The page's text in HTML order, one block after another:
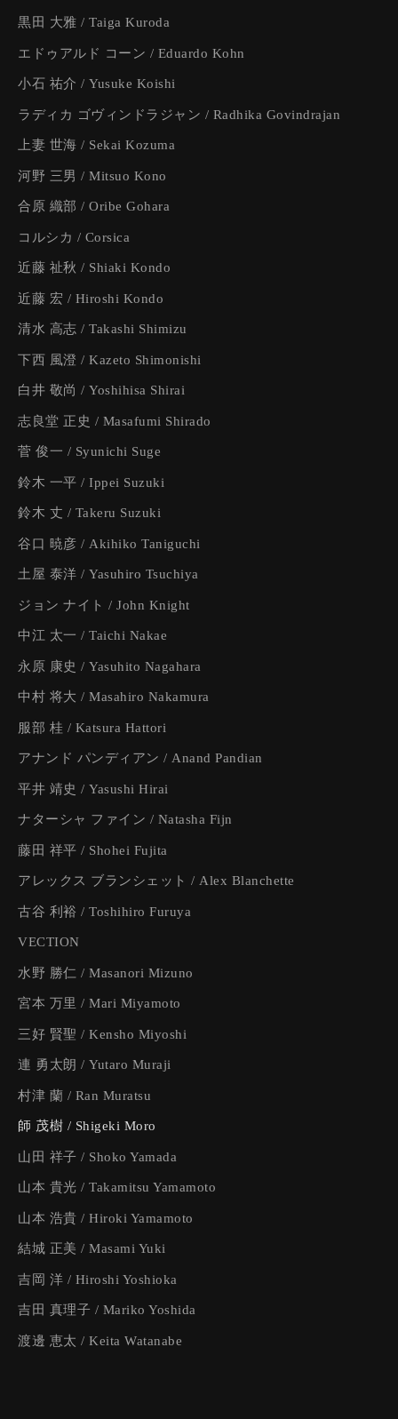
Home
黒田 大雅 / Taiga Kuroda
エドゥアルド コーン / Eduardo Kohn
小石 祐介 / Yusuke Koishi
ラディカ ゴヴィンドラジャン / Radhika Govindrajan
上妻 世海 / Sekai Kozuma
河野 三男 / Mitsuo Kono
合原 織部 / Oribe Gohara
コルシカ / Corsica
近藤 祉秋 / Shiaki Kondo
近藤 宏 / Hiroshi Kondo
清水 高志 / Takashi Shimizu
下西 風澄 / Kazeto Shimonishi
白井 敬尚 / Yoshihisa Shirai
志良堂 正史 / Masafumi Shirado
菅 俊一 / Syunichi Suge
鈴木 一平 / Ippei Suzuki
鈴木 丈 / Takeru Suzuki
谷口 暁彦 / Akihiko Taniguchi
土屋 泰洋 / Yasuhiro Tsuchiya
ジョン ナイト / John Knight
中江 太一 / Taichi Nakae
永原 康史 / Yasuhito Nagahara
中村 将大 / Masahiro Nakamura
服部 桂 / Katsura Hattori
アナンド パンディアン / Anand Pandian
平井 靖史 / Yasushi Hirai
ナターシャ ファイン / Natasha Fijn
藤田 祥平 / Shohei Fujita
アレックス ブランシェット / Alex Blanchette
古谷 利裕 / Toshihiro Furuya
VECTION
水野 勝仁 / Masanori Mizuno
宮本 万里 / Mari Miyamoto
三好 賢聖 / Kensho Miyoshi
連 勇太朗 / Yutaro Muraji
村津 蘭 / Ran Muratsu
師 茂樹 / Shigeki Moro
山田 祥子 / Shoko Yamada
山本 貴光 / Takamitsu Yamamoto
山本 浩貴 / Hiroki Yamamoto
結城 正美 / Masami Yuki
吉岡 洋 / Hiroshi Yoshioka
吉田 真理子 / Mariko Yoshida
渡邊 恵太 / Keita Watanabe